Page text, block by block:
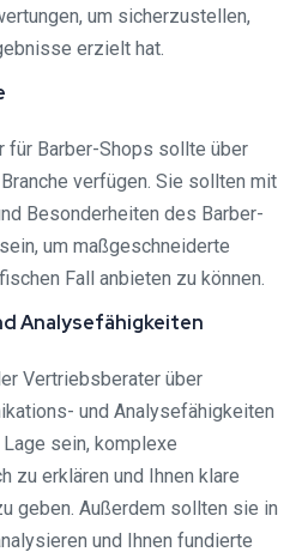
um sicherzustellen,
erzielt hat.
für Barber-Shops sollte über
verfügen. Sie sollten mit
Besonderheiten des Barber-
um maßgeschneiderte
Fall anbieten zu können.
Analysefähigkeiten
Vertriebsberater über
und Analysefähigkeiten
sein, komplexe
zu erklären und Ihnen klare
geben. Außerdem sollten sie in
und Ihnen fundierte